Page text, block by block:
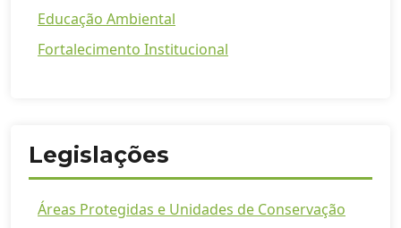
Educação Ambiental
Fortalecimento Institucional
Legislações
Áreas Protegidas e Unidades de Conservação